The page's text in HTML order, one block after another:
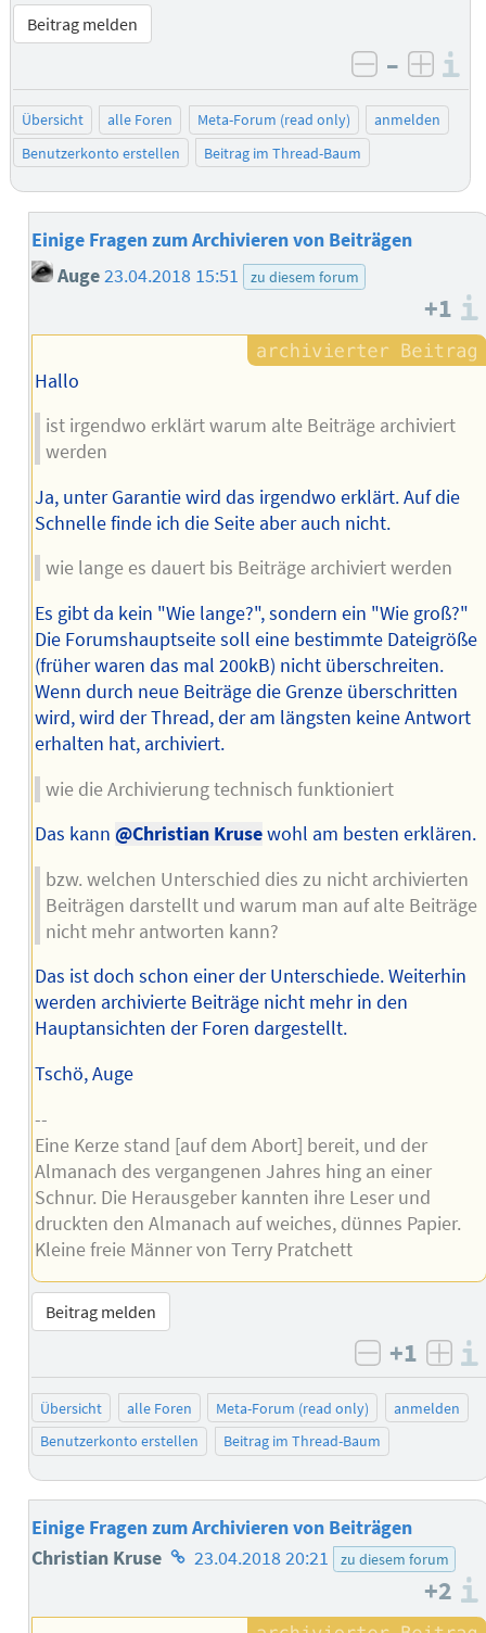
Beitrag melden
negativ
–
Übersicht alle Foren Meta-Forum (read only)
anmelden
Benutzerkonto erstellen
Beitrag im Thread-Baum
Einige Fragen zum Archivieren von Beiträgen
Auge23.04.2018 15:51 zu diesem forum
+1
Hallo
ist irgendwo erklärt warum alte Beiträge archiviert
werden
Ja, unter Garantie wird das irgendwo erklärt. Auf die
Schnelle finde ich die Seite aber auch nicht.
wie lange es dauert bis Beiträge archiviert werden
Es gibt da kein "Wie lange?", sondern ein "Wie groß?"
Die Forumshauptseite soll eine bestimmte Dateigröße
(früher waren das mal 200kB) nicht überschreiten.
Wenn durch neue Beiträge die Grenze überschritten
wird, wird der Thread, der am längsten keine Antwort
erhalten hat, archiviert.
wie die Archivierung technisch funktioniert
Das kann @Christian Krusewohl am besten erklären.
bzw. welchen Unterschied dies zu nicht archivierten
Beiträgen darstellt und warum man auf alte Beiträge
nicht mehr antworten kann?
Das ist doch schon einer der Unterschiede. Weiterhin
werden archivierte Beiträge nicht mehr in den
Hauptansichten der Foren dargestellt.
Tschö, Auge
--
Eine Kerze stand [auf dem Abort] bereit, und der
Almanach des vergangenen Jahres hing an einer
Schnur. Die Herausgeber kannten ihre Leser und
druckten den Almanach auf weiches, dünnes Papier.
Kleine freie Männer von Terry Pratchett
Beitrag melden
negativ
+1
Übersicht alle Foren Meta-Forum (read only)
anmelden
Benutzerkonto erstellen
Beitrag im Thread-Baum
Einige Fragen zum Archivieren von Beiträgen
Christian Kruse Homepage
Autors
23.04.2018 20:21 zu diesem forum
+2